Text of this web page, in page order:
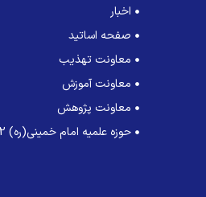
اخبار
صفحه اساتید
معاونت تهذیب
معاونت آموزش
معاونت پژوهش
حوزه علمیه امام خمینی(ره) 2